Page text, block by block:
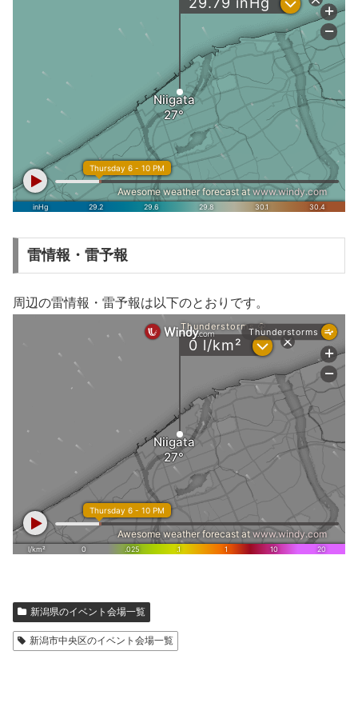
雷情報・雷予報
周辺の雷情報・雷予報は以下のとおりです。
新潟県のイベント会場一覧
新潟市中央区のイベント会場一覧